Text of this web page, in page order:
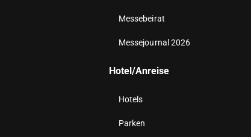
Messebeirat
Messejournal 2026
Hotel/Anreise
Hotels
Parken